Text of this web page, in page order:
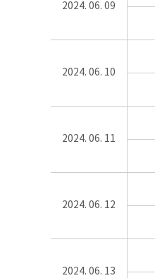
2024. 06. 09
2024. 06. 10
2024. 06. 11
2024. 06. 12
2024. 06. 13